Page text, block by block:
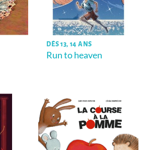
DÈS 13, 14 ANS
Run to heaven